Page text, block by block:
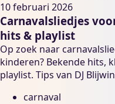
10 februari 2026
Carnavalsliedjes
hits & playlist
Op zoek naar
kinderen? Bekende hits,
playlist. Tips van DJ
carnaval